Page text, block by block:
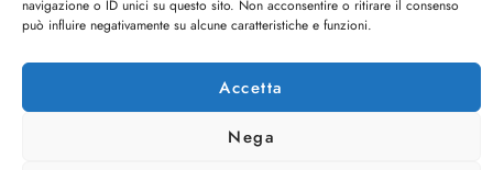
navigazione o ID unici su questo sito. Non acconsentire o ritirare il consenso
può influire negativamente su alcune caratteristiche e funzioni.
Accetta
Nega